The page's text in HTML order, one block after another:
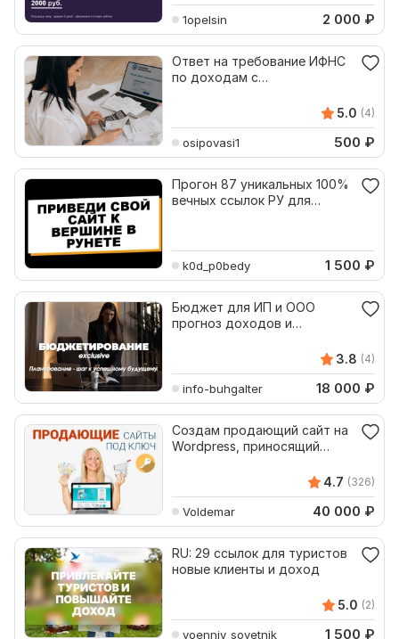
1opelsin 2 000 ₽
Ответ на требование ИФНС
по доходам с
5.0 (4)
osipovasi1 500 ₽
Прогон 87 уникальных 100%
вечных ссылок РУ для
k0d_p0bedy 1 500 ₽
Бюджет для ИП и ООО
прогноз доходов и
3.8 (4)
info-buhgalter 18 000 ₽
Создам продающий сайт на
Wordpress, приносящий
4.7 (326)
Voldemar 40 000 ₽
RU: 29 ссылок для туристов
новые клиенты и доход
5.0 (2)
voenniy_sovetnik 1 500 ₽